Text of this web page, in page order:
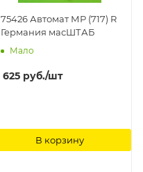
75426 Автомат МР (717) R
Германия масШТАБ
Мало
625 руб./шт
В корзину